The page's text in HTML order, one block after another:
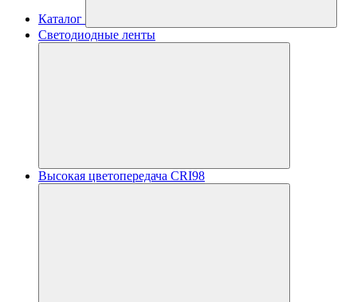
Каталог
Светодиодные ленты
Высокая цветопередача CRI98